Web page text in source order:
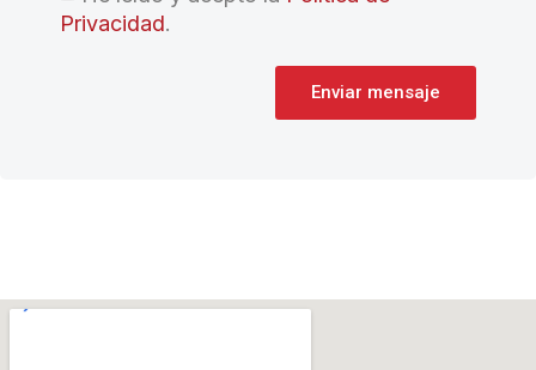
Privacidad.
Enviar mensaje